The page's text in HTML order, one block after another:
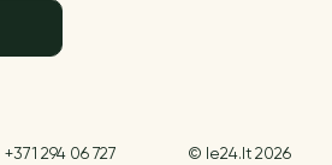
+371 294 06 727 © le24.lt 2026